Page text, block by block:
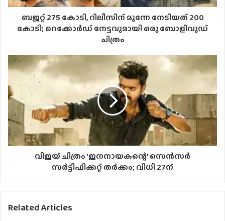
ബജറ്റ് 275 കോടി, റിലീസിന് മുന്നേ നേടിയത് 200
കോടി; റെക്കോർഡ് നേട്ടവുമായി ഒരു ബോളിവുഡ്
ചിത്രം
വിജയ് ചിത്രം ‘ജനനായകന്റെ’ സെൻസർ
സർട്ടിഫിക്കറ്റ് തർക്കം; വിധി 27ന്
Related Articles